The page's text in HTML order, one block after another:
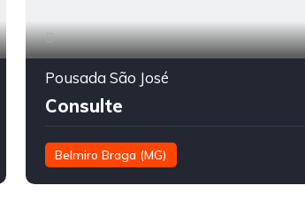
Pousada São José
Consulte
Belmiro Braga (MG)